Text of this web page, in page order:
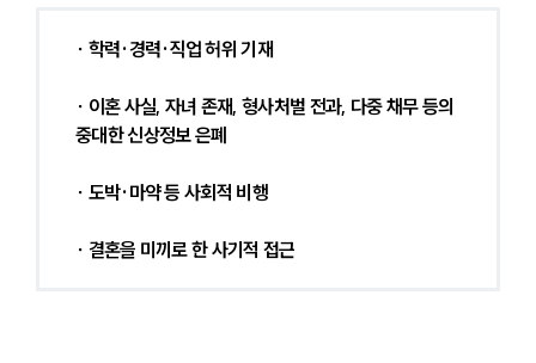
∙ 학력·경력·직업 허위 기재
∙ 이혼 사실, 자녀 존재, 형사처벌 전과, 다중 채무 등의
중대한 신상정보 은폐
∙ 도박·마약 등 사회적 비행
∙ 결혼을 미끼로 한 사기적 접근